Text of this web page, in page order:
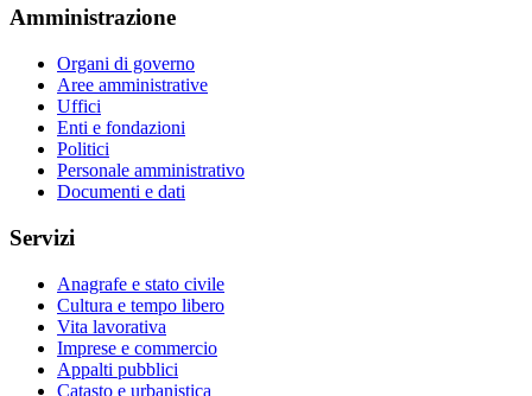
Amministrazione
Organi di governo
Aree amministrative
Uffici
Enti e fondazioni
Politici
Personale amministrativo
Documenti e dati
Servizi
Anagrafe e stato civile
Cultura e tempo libero
Vita lavorativa
Imprese e commercio
Appalti pubblici
Catasto e urbanistica